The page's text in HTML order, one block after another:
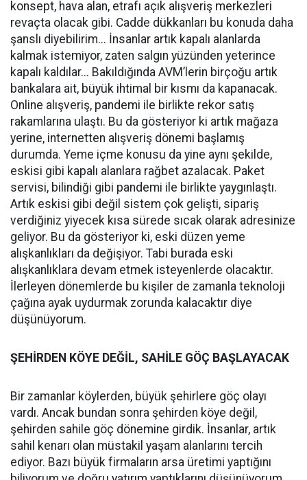
konsept, hava alan, etrafı açık alışveriş merkezleri
revaçta olacak gibi. Cadde dükkanları bu konuda daha
şanslı diyebilirim... İnsanlar artık kapalı alanlarda
kalmak istemiyor, zaten salgın yüzünden yeterince
kapalı kaldılar... Bakıldığında AVM’lerin birçoğu artık
bankalara ait, büyük ihtimal bir kısmı da kapanacak.
Online alışveriş, pandemi ile birlikte rekor satış
rakamlarına ulaştı. Bu da gösteriyor ki artık mağaza
yerine, internetten alışveriş dönemi başlamış
durumda. Yeme içme konusu da yine aynı şekilde,
eskisi gibi kapalı alanlara rağbet azalacak. Paket
servisi, bilindiği gibi pandemi ile birlikte yaygınlaştı.
Artık eskisi gibi değil sistem çok gelişti, sipariş
verdiğiniz yiyecek kısa sürede sıcak olarak adresinize
geliyor. Bu da gösteriyor ki, eski düzen yeme
alışkanlıkları da değişiyor. Tabi burada eski
alışkanlıklara devam etmek isteyenlerde olacaktır.
İlerleyen dönemlerde bu kişiler de zamanla teknoloji
çağına ayak uydurmak zorunda kalacaktır diye
düşünüyorum.
ŞEHİRDEN KÖYE DEĞİL, SAHİLE GÖÇ BAŞLAYACAK
Bir zamanlar köylerden, büyük şehirlere göç olayı
vardı. Ancak bundan sonra şehirden köye değil,
şehirden sahile göç dönemine girdik. İnsanlar, artık
sahil kenarı olan müstakil yaşam alanlarını tercih
ediyor. Bazı büyük firmaların arsa üretimi yaptığını